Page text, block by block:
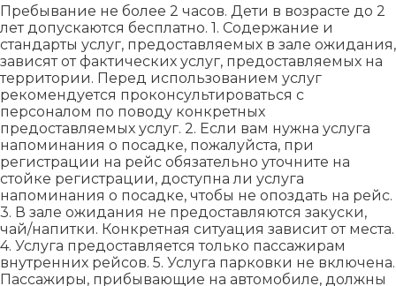
Пребывание не более 2 часов. Дети в возрасте до 2
лет допускаются бесплатно. 1. Содержание и
стандарты услуг, предоставляемых в зале ожидания,
зависят от фактических услуг, предоставляемых на
территории. Перед использованием услуг
рекомендуется проконсультироваться с
персоналом по поводу конкретных
предоставляемых услуг. 2. Если вам нужна услуга
напоминания о посадке, пожалуйста, при
регистрации на рейс обязательно уточните на
стойке регистрации, доступна ли услуга
напоминания о посадке, чтобы не опоздать на рейс.
3. В зале ожидания не предоставляются закуски,
чай/напитки. Конкретная ситуация зависит от места.
4. Услуга предоставляется только пассажирам
внутренних рейсов. 5. Услуга парковки не включена.
Пассажиры, прибывающие на автомобиле, должны